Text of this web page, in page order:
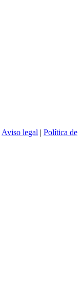
Aviso legal | Política de